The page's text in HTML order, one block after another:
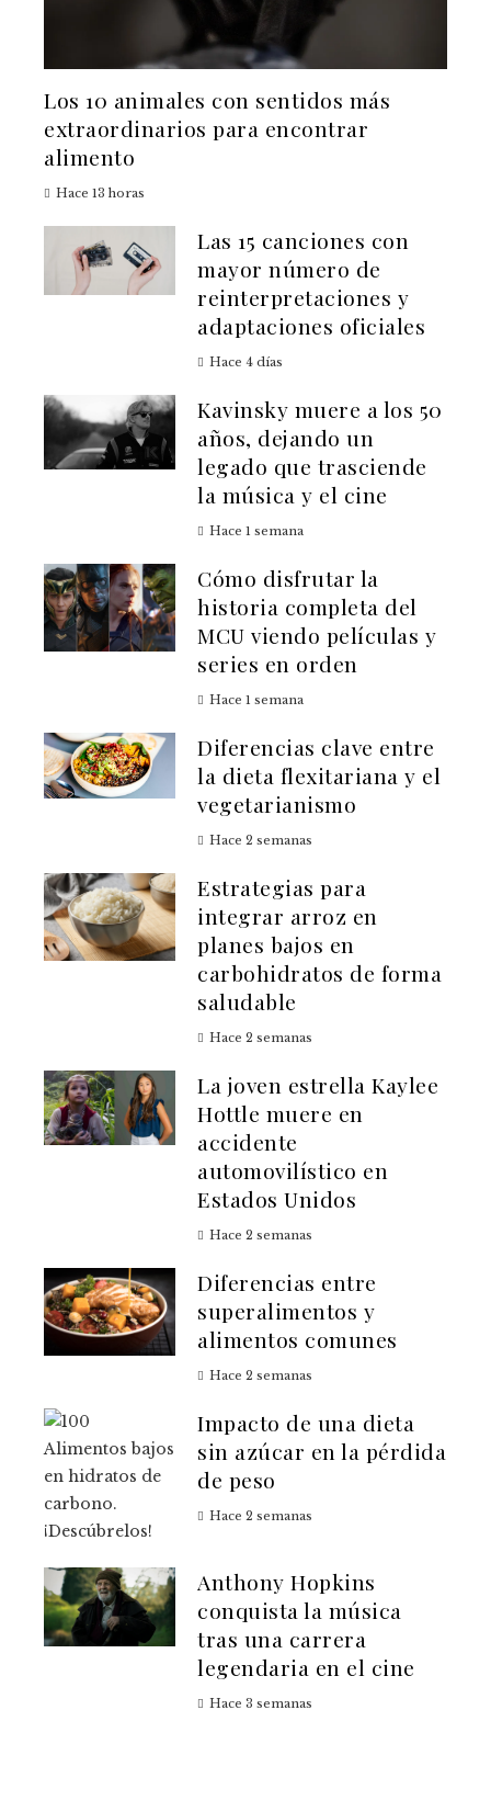
Los 10 animales con sentidos más
extraordinarios para encontrar
alimento
Hace 13 horas
Las 15 canciones con
mayor número de
reinterpretaciones y
adaptaciones oficiales
Hace 4 días
Kavinsky muere a los 50
años, dejando un
legado que trasciende
la música y el cine
Hace 1 semana
Cómo disfrutar la
historia completa del
MCU viendo películas y
series en orden
Hace 1 semana
Diferencias clave entre
la dieta flexitariana y el
vegetarianismo
Hace 2 semanas
Estrategias para
integrar arroz en
planes bajos en
carbohidratos de forma
saludable
Hace 2 semanas
La joven estrella Kaylee
Hottle muere en
accidente
automovilístico en
Estados Unidos
Hace 2 semanas
Diferencias entre
superalimentos y
alimentos comunes
Hace 2 semanas
Impacto de una dieta
sin azúcar en la pérdida
de peso
Hace 2 semanas
Anthony Hopkins
conquista la música
tras una carrera
legendaria en el cine
Hace 3 semanas